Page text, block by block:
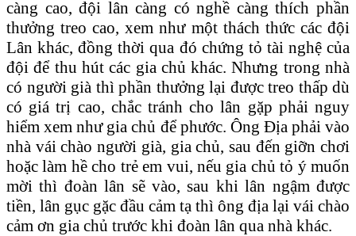
càng cao, đội lân càng có nghề càng thích phần
thưởng treo cao, xem như một thách thức các đội
Lân khác, đồng thời qua đó chứng tỏ tài nghệ của
đội để thu hút các gia chủ khác. Nhưng trong nhà
có người già thì phần thưởng lại được treo thấp dù
có giá trị cao, chắc tránh cho lân gặp phải nguy
hiểm xem như gia chủ để phước. Ông Địa phải vào
nhà vái chào người già, gia chủ, sau đến giỡn chơi
hoặc làm hề cho trẻ em vui, nếu gia chủ tỏ ý muốn
mời thì đoàn lân sẽ vào, sau khi lân ngậm được
tiền, lân gục gặc đầu cảm tạ thì ông địa lại vái chào
cảm ơn gia chủ trước khi đoàn lân qua nhà khác.